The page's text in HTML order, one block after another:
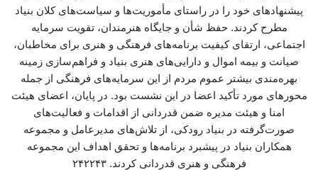
پیشنهادهای خود را در راستای مأموریت‌ها و سیاست‌های کلان بنیاد
مطرح کردند. حفظ شأن و جایگاه هنرمندان، تقویت سرمایه
اجتماعی، ارتقای کیفیت برنامه‌های فرهنگی و هنری برای مخاطبان،
صیانت و بیمه اموال و دارایی‌های هنری بنیاد و فراهم‌سازی زمینه
بهره‌مندی بیشتر عموم مردم از این سرمایه‌های فرهنگی از جمله
محورهای مورد تأکید اعضا در این نشست بود. در پایان، اعضای هیئت
امنا و هیئت مدیره ضمن قدردانی از اقدامات و فعالیت‌های
صورت‌گرفته در بنیاد رودکی، از تلاش‌های مدیرعامل و مجموعه
همکاران بنیاد در پیشبرد برنامه‌ها و تحقق اهداف این مجموعه
فرهنگی و هنری قدردانی کردند. ۲۴۲۲۴۳